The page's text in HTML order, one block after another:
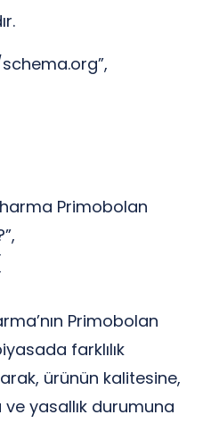
Primobolan
Primobolan
farklılık
ürünün kalitesine,
yasallık durumuna